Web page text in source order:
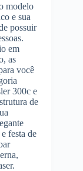
modelo
e sua
possuir
em
as
você
300c e
de
festa de